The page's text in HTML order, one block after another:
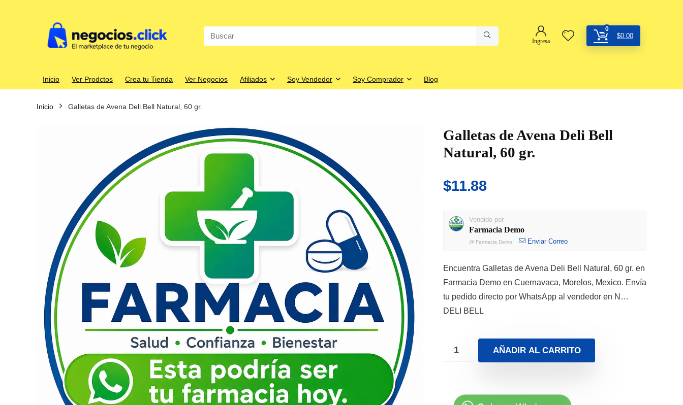
Search
for:
Ingresa
0
$0.00
Inicio Ver Prodctos Crea tu Tienda Ver Negocios Afiliados Soy Vendedor Soy Comprador Blog
Inicio Galletas de Avena Deli Bell Natural, 60 gr.
Galletas de Avena Deli Bell
Natural, 60 gr.
$11.88
Vendido por
Farmacia Demo
@ Farmacia Demo Enviar Correo
Encuentra Galletas de Avena Deli Bell Natural, 60 gr. en
Farmacia Demo en Cuernavaca, Morelos, Mexico. Envía
tu pedido directo por WhatsApp al vendedor en N…
DELI BELL
AÑADIR AL CARRITO